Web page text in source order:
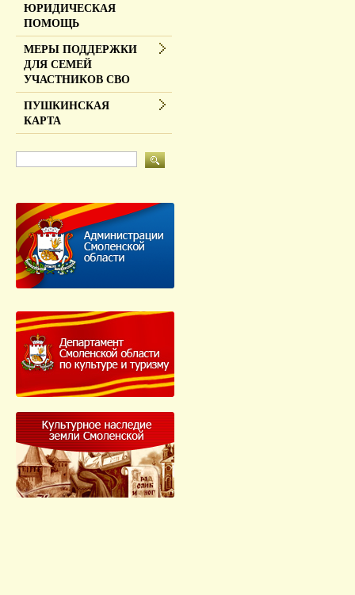
ЮРИДИЧЕСКАЯ
ПОМОЩЬ
МЕРЫ ПОДДЕРЖКИ
ДЛЯ СЕМЕЙ
УЧАСТНИКОВ СВО
ПУШКИНСКАЯ
КАРТА